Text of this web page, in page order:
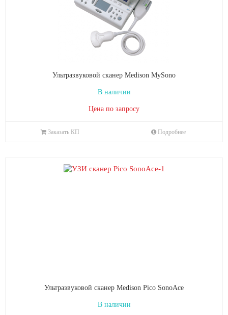
Ультразвуковой сканер Medison MySono
В наличии
Цена по запросу
Заказать КП Подробнее
Ультразвуковой сканер Medison Pico SonoAce
В наличии